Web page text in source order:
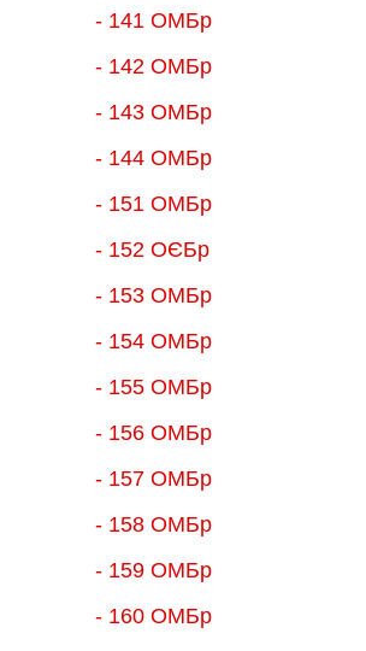
- 141 ОМБр
- 142 ОМБр
- 143 ОМБр
- 144 ОМБр
- 151 ОМБр
- 152 ОЄБр
- 153 ОМБр
- 154 ОМБр
- 155 ОMБр
- 156 ОMБр
- 157 ОМБр
- 158 ОМБр
- 159 ОМБр
- 160 ОМБр